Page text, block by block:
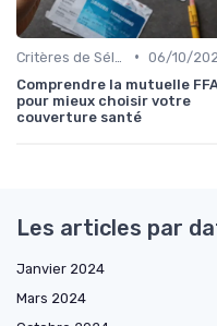
• 06/10/
Comprendre la mutuelle
pour mieux choisir votre
couverture santé
Les articles par
Janvier 2024
Mars 2024